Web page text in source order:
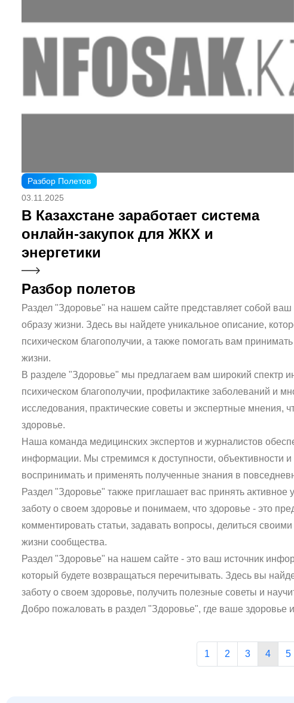
Разбор Полетов
03.11.2025
В Казахстане заработает система
онлайн-закупок для ЖКХ и
энергетики
Разбор полетов
Раздел "Здоровье" на нашем сайте представляет собой
образу жизни. Здесь вы найдете уникальное описание,
психическом благополучии, а также помогать вам
жизни.
В разделе "Здоровье" мы предлагаем вам широкий спектр
психическом благополучии, профилактике заболеваний и
исследования, практические советы и экспертные
здоровье.
Наша команда медицинских экспертов и журналистов
информации. Мы стремимся к доступности, объективности
воспринимать и применять полученные знания в
Раздел "Здоровье" также приглашает вас принять
заботу о своем здоровье и понимаем, что здоровье - это
комментировать статьи, задавать вопросы, делиться
жизни сообщества.
Раздел "Здоровье" на нашем сайте - это ваш источник
который будете возвращаться перечитывать. Здесь вы
заботу о своем здоровье, получить полезные советы и
Добро пожаловать в раздел "Здоровье", где ваше здоровье
1 2 3 4 5